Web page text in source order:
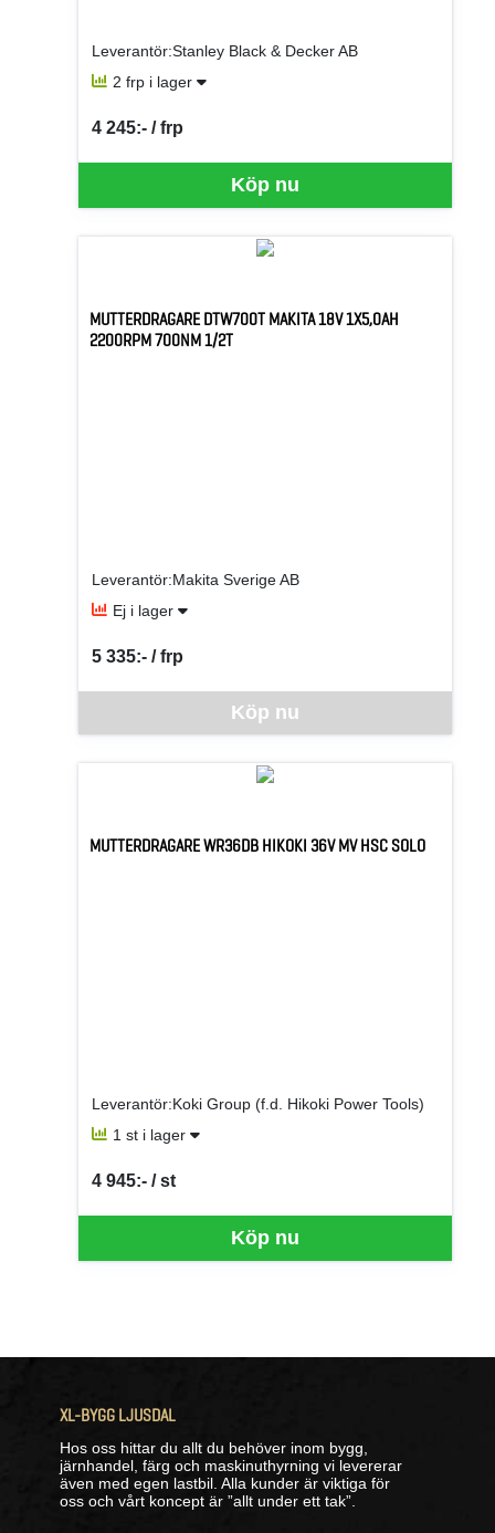
Leverantör:Stanley Black & Decker AB
2 frp i lager
Köp nu
4 245:- / frp
SEK per FRP
MUTTERDRAGARE DTW700T MAKITA 18V 1X5,0AH
2200RPM 700NM 1/2T
Leverantör:Makita Sverige AB
Ej i lager
Denna vara går inte att beställa via webben just nu,
Köp nu
5 335:- / frp
SEK per FRP
MUTTERDRAGARE WR36DB HIKOKI 36V MV HSC SOLO
Leverantör:Koki Group (f.d. Hikoki Power Tools)
1 st i lager
Köp nu
4 945:- / st
SEK per ST
XL-BYGG LJUSDAL
Hos oss hittar du allt du behöver inom bygg,
järnhandel, färg och maskinuthyrning vi levererar
även med egen lastbil. Alla kunder är viktiga för
oss och vårt koncept är ”allt under ett tak”.